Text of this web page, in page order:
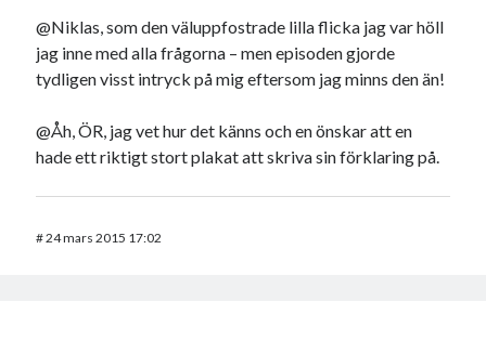
@Niklas, som den väluppfostrade lilla flicka jag var höll
jag inne med alla frågorna – men episoden gjorde
tydligen visst intryck på mig eftersom jag minns den än!
@Åh, ÖR, jag vet hur det känns och en önskar att en
hade ett riktigt stort plakat att skriva sin förklaring på.
#24 mars 2015 17:02